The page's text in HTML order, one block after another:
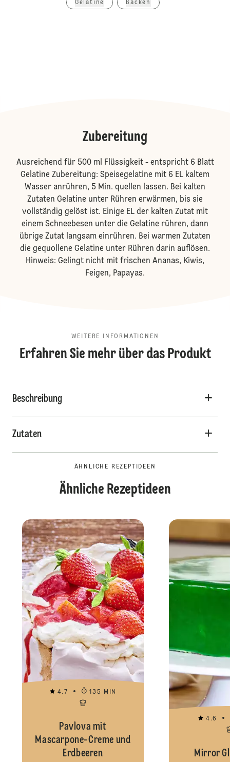
Gelatine Backen
Zubereitung
Ausreichend für 500 ml Flüssigkeit - entspricht 6 Blatt
Gelatine Zubereitung: Speisegelatine mit 6 EL kaltem
Wasser anrühren, 5 Min. quellen lassen. Bei kalten
Zutaten Gelatine unter Rühren erwärmen, bis sie
vollständig gelöst ist. Einige EL der kalten Zutat mit
einem Schneebesen unter die Gelatine rühren, dann
übrige Zutat langsam einrühren. Bei warmen Zutaten
die gequollene Gelatine unter Rühren darin auflösen.
Hinweis: Gelingt nicht mit frischen Ananas, Kiwis,
Feigen, Papayas.
WEITERE INFORMATIONEN
Erfahren Sie mehr über das Produkt
Beschreibung
Zutaten
ÄHNLICHE REZEPTIDEEN
Ähnliche Rezeptideen
4.7 135 MIN
Pavlova mit
Mascarpone-Creme und
Erdbeeren
4.6
Mirror